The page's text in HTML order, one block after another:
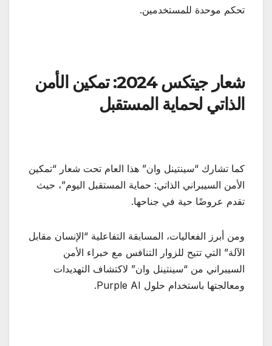
تحكم موحدة للمستخدمين.
شعار جيتكس 2024: تمكين الأمن
الذاتي لحماية المستقبل
كما تشارك “سينتينل وان” هذا العام تحت شعار “تمكين
الأمن السيبراني الذاتي: حماية المستقبل اليوم”، حيث
تقدم عروضًا حية في جناحها.
ومن أبرز الفعاليات، المسابقة التفاعلية “الإنسان مقابل
الآلة” التي تتيح للزوار التنافس مع خبراء الأمن
السيبراني من “سينتينل وان” لاكتشاف التهديدات
ومعالجتها باستخدام حلول Purple AI.